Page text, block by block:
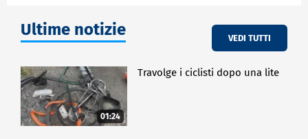
Ultime notizie VEDI TUTTI
01:24
Travolge i ciclisti dopo una lite